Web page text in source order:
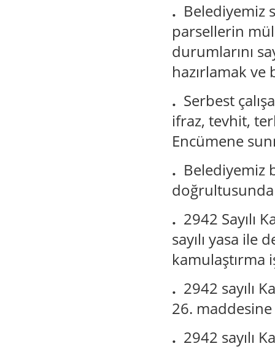
. Belediyemiz
parsellerin
durumlarını
hazırlamak ve
. Serbest
ifraz, tevhit,
Encümene
. Belediyemiz
doğrultusunda
. 2942 Sayılı
sayılı yasa ile
kamulaştırma
. 2942 sayılı
26.
. 2942 sayılı